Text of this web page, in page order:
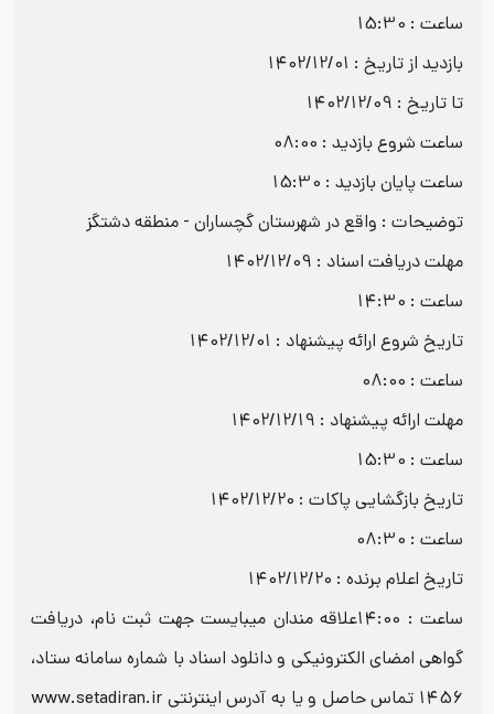
ساعت : 15:30
بازدید از تاریخ : 1402/12/01
تا تاریخ : 1402/12/09
ساعت شروع بازدید : 08:00
ساعت پایان بازدید : 15:30
توضیحات : واقع در شهرستان گچساران - منطقه دشتگز
مهلت دریافت اسناد : 1402/12/09
ساعت : 14:30
تاریخ شروع ارائه پیشنهاد : 1402/12/01
ساعت : 08:00
مهلت ارائه پیشنهاد : 1402/12/19
ساعت : 15:30
تاریخ بازگشایی پاکات : 1402/12/20
ساعت : 08:30
تاریخ اعلام برنده : 1402/12/20
ساعت : 14:00علاقه مندان میبایست جهت ثبت نام، دریافت
گواهی امضای الکترونیکی و دانلود اسناد با شماره سامانه ستاد،
1456 تماس حاصل و یا به آدرس اینترنتی www.setadiran.ir